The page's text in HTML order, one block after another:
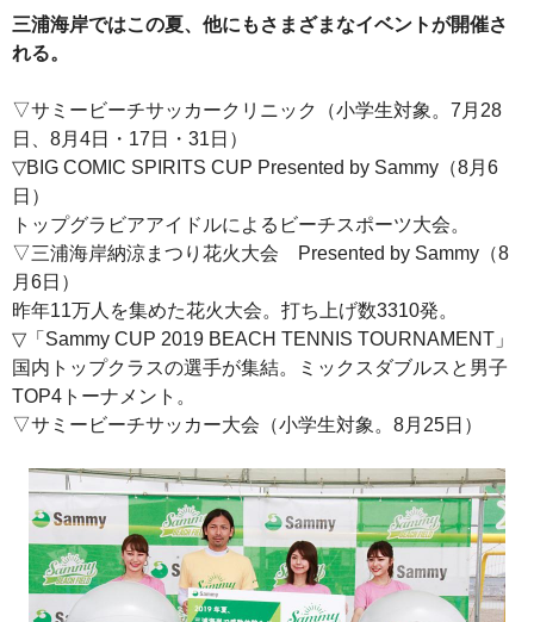
三浦海岸ではこの夏、他にもさまざまなイベントが開催さ
れる。
▽サミービーチサッカークリニック（小学生対象。7月28
日、8月4日・17日・31日）
▽BIG COMIC SPIRITS CUP Presented by Sammy（8月6
日）
トップグラビアアイドルによるビーチスポーツ大会。
▽三浦海岸納涼まつり花火大会 Presented by Sammy（8
月6日）
昨年11万人を集めた花火大会。打ち上げ数3310発。
▽「Sammy CUP 2019 BEACH TENNIS TOURNAMENT」
国内トップクラスの選手が集結。ミックスダブルスと男子
TOP4トーナメント。
▽サミービーチサッカー大会（小学生対象。8月25日）